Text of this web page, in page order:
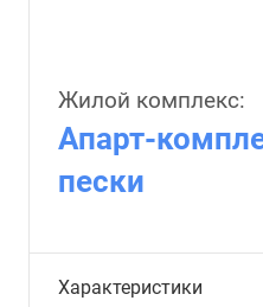
Жилой комплекс:
Апарт-
пески
Характеристики